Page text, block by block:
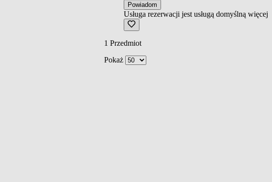
Powiadom
Usługa rezerwacji jest usługą domyślną więcej
1 Przedmiot
Pokaż